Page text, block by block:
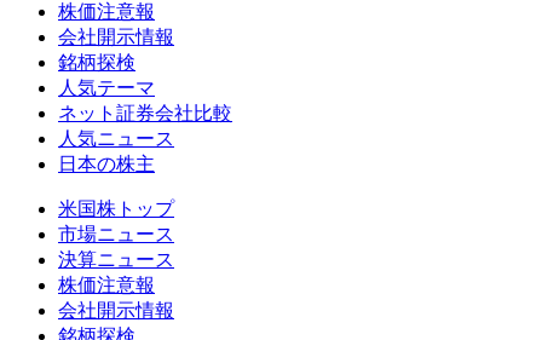
株価注意報
会社開示情報
銘柄探検
人気テーマ
ネット証券会社比較
人気ニュース
日本の株主
米国株トップ
市場ニュース
決算ニュース
株価注意報
会社開示情報
銘柄探検